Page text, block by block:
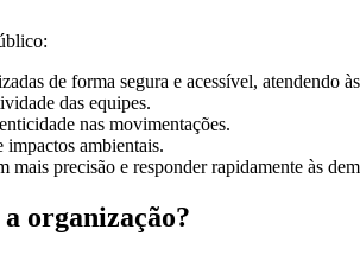
de forma segura e acessível, atendendo
das equipes.
nas movimentações.
impactos ambientais.
precisão e responder rapidamente às
organização?